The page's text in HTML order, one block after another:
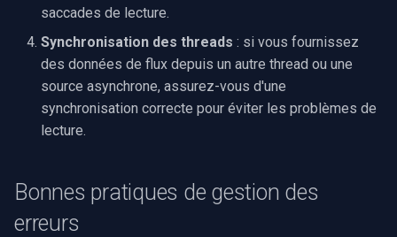
saccades de lecture.
Synchronisation des threads : si vous fournissez
des données de flux depuis un autre thread ou une
source asynchrone, assurez-vous d'une
synchronisation correcte pour éviter les problèmes de
lecture.
Bonnes pratiques de gestion des
erreurs